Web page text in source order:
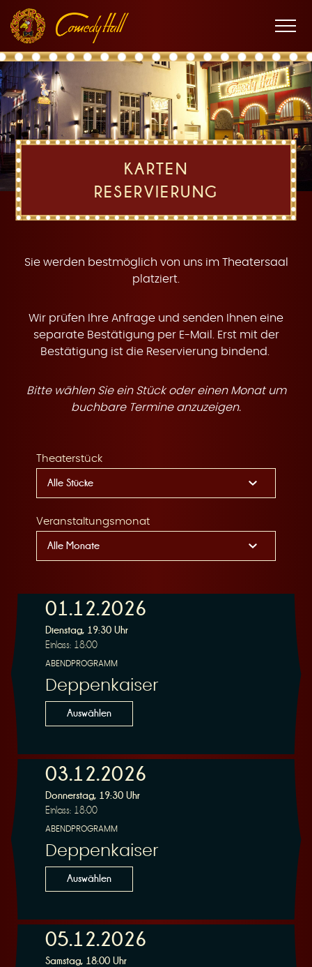
Hauptnavigation
Inhalt
Fußnavigation
K
a
r
e
R
e
s
e
Menü
KARTEN
RESERVIERUNG
Sie werden bestmöglich von uns im Theatersaal
platziert.
Wir prüfen Ihre Anfrage und senden Ihnen eine
separate Bestätigung per E-Mail. Erst mit der
Bestätigung ist die Reservierung bindend.
Bitte wählen Sie ein Stück oder einen Monat um
buchbare Termine anzuzeigen.
Theaterstück
Veranstaltungsmonat
01.12.2026
Dienstag, 19:30 Uhr
Einlass: 18:00
ABENDPROGRAMM
Deppenkaiser
Auswählen
03.12.2026
Donnerstag, 19:30 Uhr
Einlass: 18:00
ABENDPROGRAMM
Deppenkaiser
Auswählen
05.12.2026
Samstag, 18:00 Uhr